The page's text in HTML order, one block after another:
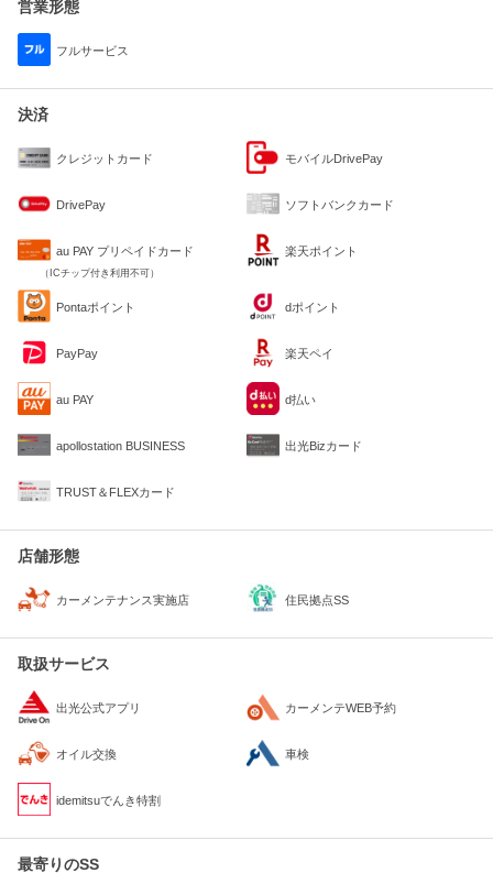
営業形態
フルサービス
決済
クレジットカード モバイルDrivePay
DrivePay ソフトバンクカード
au PAY プリペイドカード
（ICチップ付き利用不可）
楽天ポイント
Pontaポイント dポイント
PayPay 楽天ペイ
au PAY d払い
apollostation BUSINESS 出光Bizカード
TRUST＆FLEXカード
店舗形態
カーメンテナンス実施店 住民拠点SS
取扱サービス
出光公式アプリ カーメンテWEB予約
オイル交換 車検
idemitsuでんき特割
最寄りのSS